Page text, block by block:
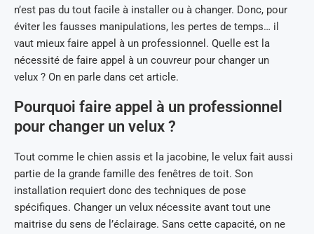
n’est pas du tout facile à installer ou à changer. Donc, pour
éviter les fausses manipulations, les pertes de temps… il
vaut mieux faire appel à un professionnel. Quelle est la
nécessité de faire appel à un couvreur pour changer un
velux ? On en parle dans cet article.
Pourquoi faire appel à un professionnel
pour changer un velux ?
Tout comme le chien assis et la jacobine, le velux fait aussi
partie de la grande famille des fenêtres de toit. Son
installation requiert donc des techniques de pose
spécifiques. Changer un velux nécessite avant tout une
maitrise du sens de l’éclairage. Sans cette capacité, on ne